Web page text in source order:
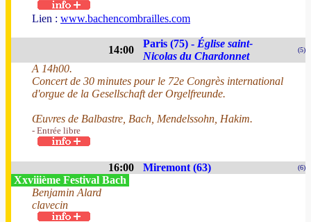
Lien : www.bachencombrailles.com
14:00
Paris (75) - Église saint-
Nicolas du Chardonnet
(5)
A 14h00.
Concert de 30 minutes pour le 72e Congrès international
d'orgue de la Gesellschaft der Orgelfreunde.
Œuvres de Balbastre, Bach, Mendelssohn, Hakim.
- Entrée libre
16:00 Miremont (63) (6)
Xxviiième Festival Bach
Benjamin Alard
clavecin